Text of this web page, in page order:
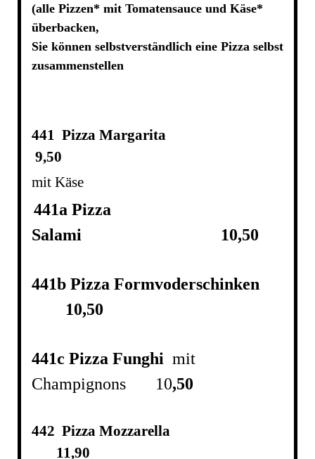
(alle Pizzen* mit Tomatensauce und Käse*
überbacken,
Sie können selbstverständlich eine Pizza selbst
zusammenstellen
441 Pizza Margarita
9,50
mit Käse
441a Pizza
Salami 10,50
441b Pizza Formvoderschinken
10,50
441c Pizza Funghi mit
Champignons 10,50
442 Pizza Mozzarella
11,90